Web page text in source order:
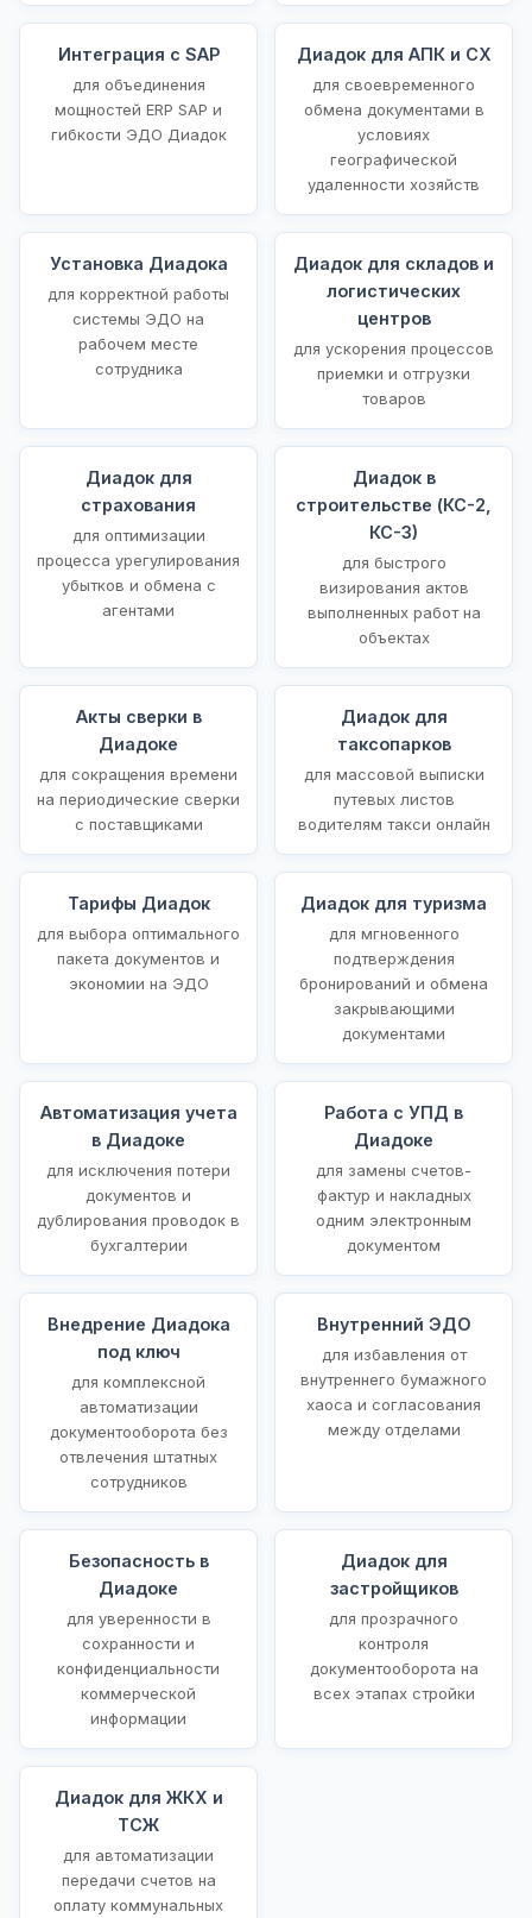
Интеграция с SAP
для объединения
мощностей ERP SAP и
гибкости ЭДО Диадок
Диадок для АПК и СХ
для своевременного
обмена документами в
условиях
географической
удаленности хозяйств
Установка Диадока
для корректной работы
системы ЭДО на
рабочем месте
сотрудника
Диадок для складов и
логистических
центров
для ускорения процессов
приемки и отгрузки
товаров
Диадок для
страхования
для оптимизации
процесса урегулирования
убытков и обмена с
агентами
Диадок в
строительстве (КС-2,
КС-3)
для быстрого
визирования актов
выполненных работ на
объектах
Акты сверки в
Диадоке
для сокращения времени
на периодические сверки
с поставщиками
Диадок для
таксопарков
для массовой выписки
путевых листов
водителям такси онлайн
Тарифы Диадок
для выбора оптимального
пакета документов и
экономии на ЭДО
Диадок для туризма
для мгновенного
подтверждения
бронирований и обмена
закрывающими
документами
Автоматизация учета
в Диадоке
для исключения потери
документов и
дублирования проводок в
бухгалтерии
Работа с УПД в
Диадоке
для замены счетов-
фактур и накладных
одним электронным
документом
Внедрение Диадока
под ключ
для комплексной
автоматизации
документооборота без
отвлечения штатных
сотрудников
Внутренний ЭДО
для избавления от
внутреннего бумажного
хаоса и согласования
между отделами
Безопасность в
Диадоке
для уверенности в
сохранности и
конфиденциальности
коммерческой
информации
Диадок для
застройщиков
для прозрачного
контроля
документооборота на
всех этапах стройки
Диадок для ЖКХ и
ТСЖ
для автоматизации
передачи счетов на
оплату коммунальных